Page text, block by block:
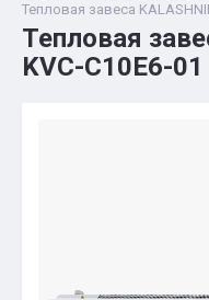
Тепловая завеса
Тепловая
KVС-C10E6-01